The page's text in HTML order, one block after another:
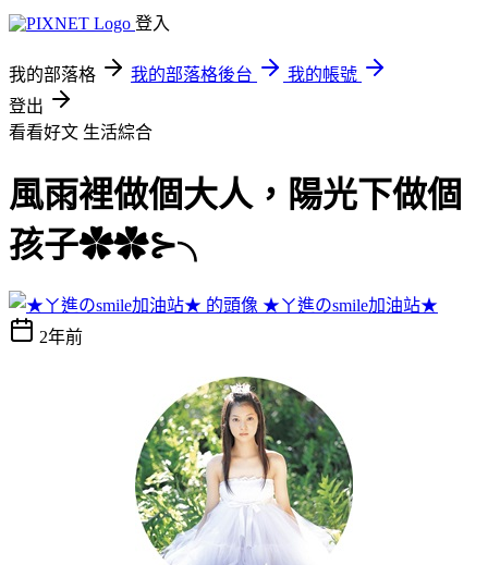
登入
我的部落格 我的部落格後台
我的帳號
登出
看看好文 生活綜合
風雨裡做個大人，陽光下做個
孩子✿✿⊱╮
★ㄚ進のsmile加油站★
2年前